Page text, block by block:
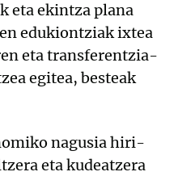
eta ekintza plana
edukiontziak ixtea
eta transferentzia-
egitea, besteak
nagusia hiri-
eta kudeatzera